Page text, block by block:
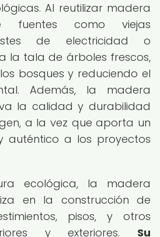
Al reutilizar madera
fuentes como viejas
de electricidad o
la tala de árboles frescos,
bosques y reduciendo el
Además, la madera
la calidad y durabilidad
a la vez que aporta un
auténtico a los proyectos
ecológica, la madera
en la construcción de
pisos, y otros
y exteriores. Su